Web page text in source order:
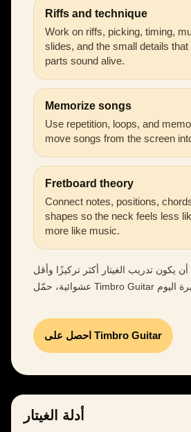
Riffs and technique
Work on riffs, picking, timing,
slides, and the small details
parts sound alive.
Memorize songs
Use repetition, loops, and
move songs from the screen
Fretboard theory
Connect notes, positions,
shapes so the neck feels less
more like music.
أن يكون تدريب الغيتار أكثر تركيزًا وأقل
احصل على Timbro Guitar
أدلة الغيتار